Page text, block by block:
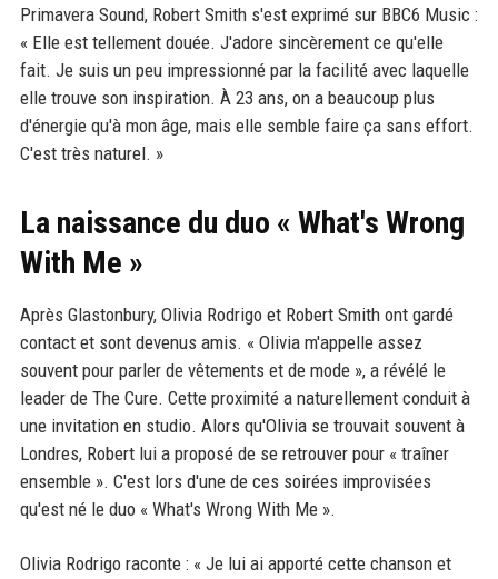
Primavera Sound, Robert Smith s'est exprimé sur BBC6 Music :
« Elle est tellement douée. J'adore sincèrement ce qu'elle
fait. Je suis un peu impressionné par la facilité avec laquelle
elle trouve son inspiration. À 23 ans, on a beaucoup plus
d'énergie qu'à mon âge, mais elle semble faire ça sans effort.
C'est très naturel. »
La naissance du duo « What's Wrong
With Me »
Après Glastonbury, Olivia Rodrigo et Robert Smith ont gardé
contact et sont devenus amis. « Olivia m'appelle assez
souvent pour parler de vêtements et de mode », a révélé le
leader de The Cure. Cette proximité a naturellement conduit à
une invitation en studio. Alors qu'Olivia se trouvait souvent à
Londres, Robert lui a proposé de se retrouver pour « traîner
ensemble ». C'est lors d'une de ces soirées improvisées
qu'est né le duo « What's Wrong With Me ».
Olivia Rodrigo raconte : « Je lui ai apporté cette chanson et